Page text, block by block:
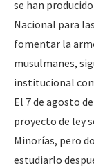
se han
Nacional para
fomentar la
musulmanes,
institucional
El 7 de agosto
proyecto de ley
Minorías, pero
estudiarlo